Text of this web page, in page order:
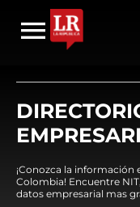
¡Conozca la información
Colombia! Encuentre
datos empresarial mas